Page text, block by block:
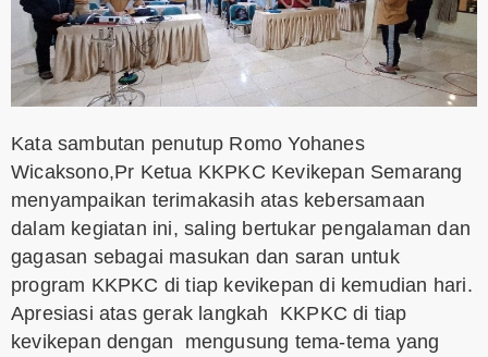
Kata sambutan penutup Romo Yohanes
Wicaksono,Pr Ketua KKPKC Kevikepan Semarang
menyampaikan terimakasih atas kebersamaan
dalam kegiatan ini, saling bertukar pengalaman dan
gagasan sebagai masukan dan saran untuk
program KKPKC di tiap kevikepan di kemudian hari.
Apresiasi atas gerak langkah KKPKC di tiap
kevikepan dengan mengusung tema-tema yang